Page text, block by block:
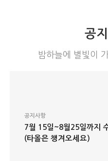
공
밤하늘에 별빛이
공지사항
7월 15일~8월25일까지
(타올은 챙겨오세요)